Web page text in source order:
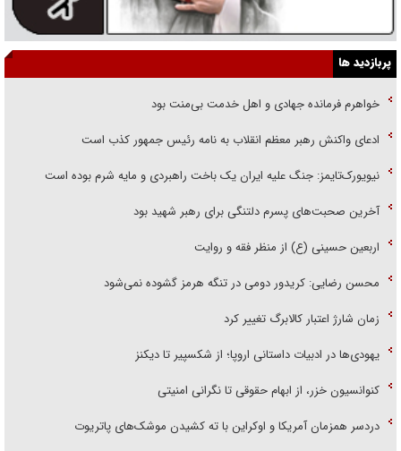
پربازدید ها
خواهرم فرمانده جهادی و اهل خدمت بی‌منت بود
ادعای واکنش رهبر معظم انقلاب به نامه رئیس جمهور کذب است
نیویورک‌تایمز: جنگ علیه ایران یک باخت راهبردی و مایه شرم بوده است
آخرین صحبت‌های پسرم دلتنگی برای رهبر شهید بود
اربعین حسینی (ع) از منظر فقه و روایت
محسن رضایی: کریدور دومی در تنگه هرمز گشوده نمی‌شود
زمان شارژ اعتبار کالابرگ تغییر کرد
یهودی‌ها در ادبیات داستانی اروپا؛ از شکسپیر تا دیکنز
کنوانسیون خزر، از ابهام حقوقی تا نگرانی امنیتی
دردسر همزمان آمریکا و اوکراین با ته کشیدن موشک‌های پاتریوت